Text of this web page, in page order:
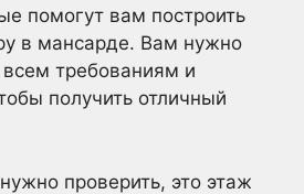
помогут вам построить
в мансарде. Вам нужно
всем требованиям и
получить отличный
проверить, это этаж